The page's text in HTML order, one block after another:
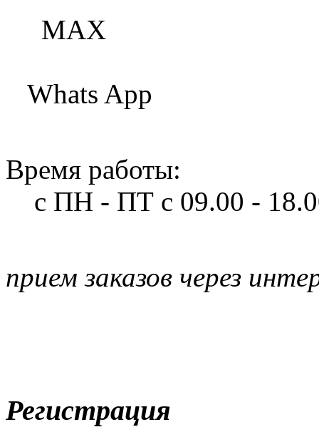
МАХ
Whats App
Время работы:
с ПН - ПТ с 09.00 -
прием заказов через
Регистрация